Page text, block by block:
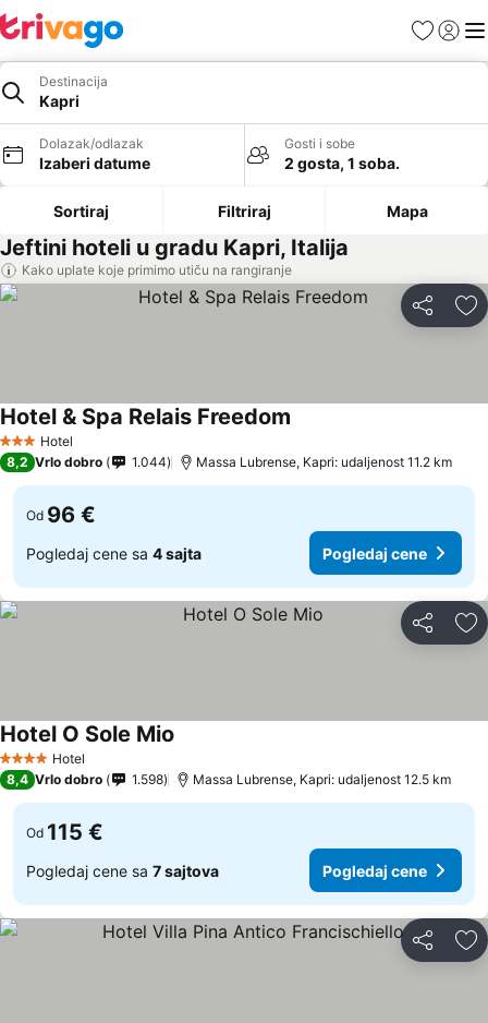
FavoritiPrijavi
Destinacija
Kapri
Dolazak/odlazak
Izaberi datume
Gosti i sobe
2 gosta, 1 soba.
Sortiraj Filtriraj Mapa
Jeftini hoteli u gradu Kapri, Italija
Kako uplate koje primimo utiču na rangiranje
Deli
3 Zvezdice
Hotel
Hotel & Spa Relais Freedom
8,2 Vrlo dobro 1.044 Massa Lubrense, Kapri: udaljenost 11.2 km
Od 96 €
Pogledaj cene sa 4 sajta Pogledaj cene
Deli
4 ZvezdiceHotel
Hotel O Sole Mio
8,4 Vrlo dobro 1.598 Massa Lubrense, Kapri: udaljenost 12.5 km
Od 115 €
Pogledaj cene sa 7 sajtova Pogledaj cene
Deli